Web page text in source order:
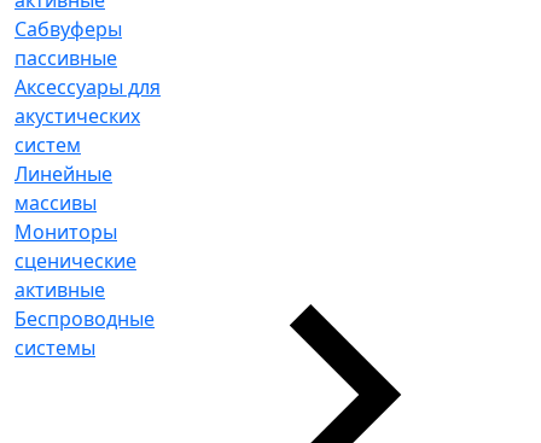
Сабвуферы
пассивные
Аксессуары для
акустических
систем
Линейные
массивы
Мониторы
сценические
активные
Беспроводные
системы